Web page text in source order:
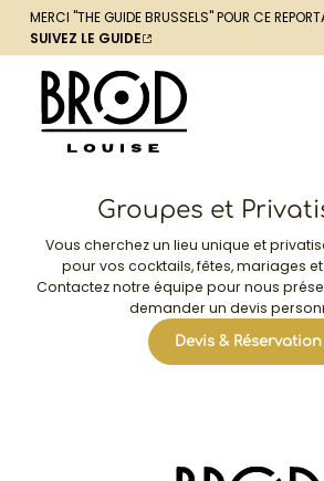
MERCI "THE GUIDEBRUSSELS" POUR CE
SUIVEZ LE GUIDE
Groupes et
Vous cherchez un lieu unique et
pour vos cocktails, fêtes, mariages
Contactez notre équipe pour nous
demander un devis
Devis & Réservation